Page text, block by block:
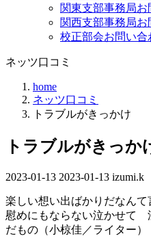
関東支部事務局お
関西支部事務局お
校正部会お問い合
ネッツ口コミ
home
ネッツ口コミ
トラブルがきっかけ
トラブルがきっか
2023-01-13 最
更
新
日
2023-01-13 izumi.k
楽しい想い出ばかりだなん
慰めにもならない泣かせて
だもの（小椋佳／ライター）